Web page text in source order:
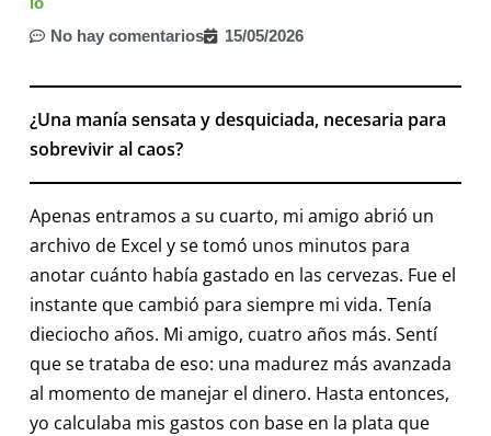
No hay comentarios 15/05/2026
¿Una manía sensata y desquiciada, necesaria para
sobrevivir al caos?
Apenas entramos a su cuarto, mi amigo abrió un
archivo de Excel y se tomó unos minutos para
anotar cuánto había gastado en las cervezas. Fue el
instante que cambió para siempre mi vida. Tenía
dieciocho años. Mi amigo, cuatro años más. Sentí
que se trataba de eso: una madurez más avanzada
al momento de manejar el dinero. Hasta entonces,
yo calculaba mis gastos con base en la plata que